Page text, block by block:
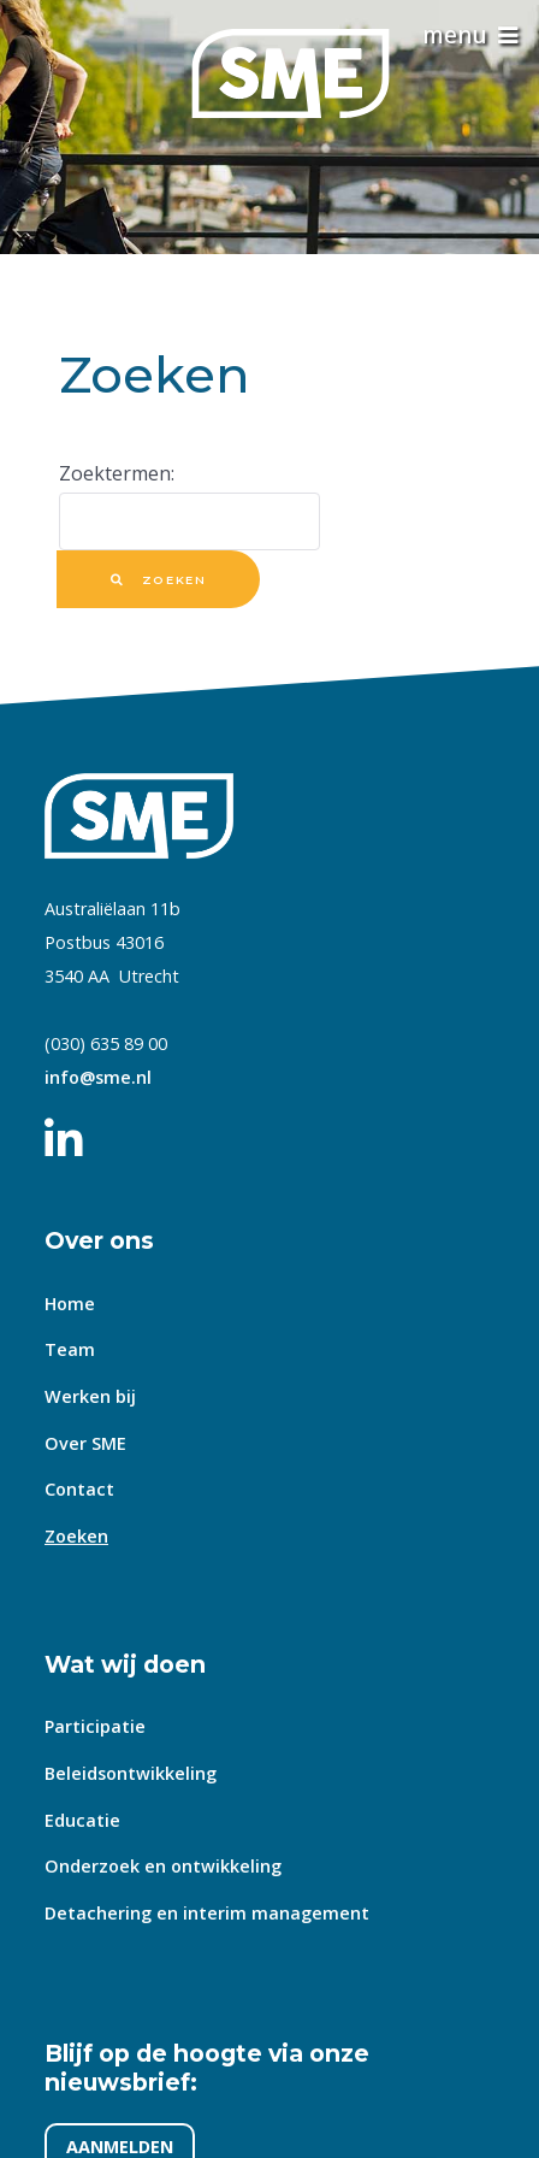
Zoeken
Zoekformulier
Zoektermen:
ZOEKEN
Australiëlaan 11b
Postbus 43016
3540 AA Utrecht
(030) 635 89 00
info@sme.nl
Over ons
Home
Team
Werken bij
Over SME
Contact
Zoeken
Wat wij doen
Participatie
Beleidsontwikkeling
Educatie
Onderzoek en ontwikkeling
Detachering en interim management
Blijf op de hoogte via onze
nieuwsbrief:
AANMELDEN